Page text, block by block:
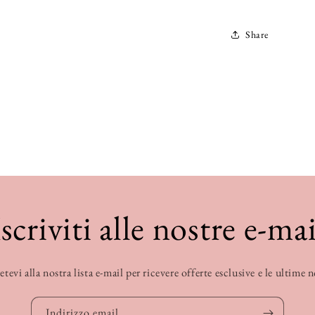
Share
alle nostre e-
alla nostra lista e-mail per ricevere offerte esclusive e le ultime